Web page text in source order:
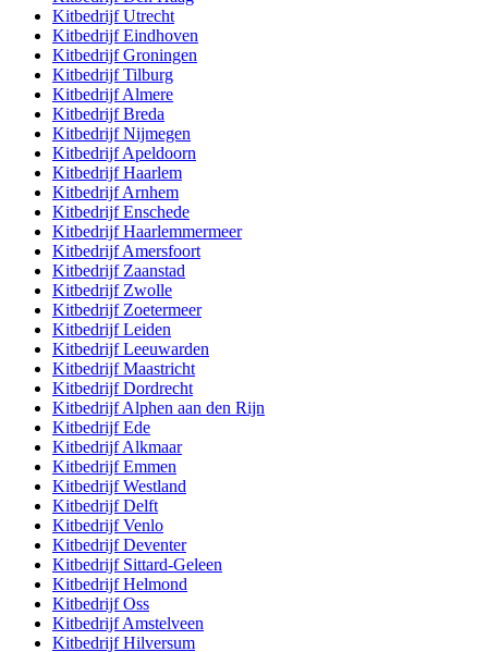
KitbedrijfUtrecht
KitbedrijfEindhoven
KitbedrijfGroningen
KitbedrijfTilburg
KitbedrijfAlmere
KitbedrijfBreda
KitbedrijfNijmegen
KitbedrijfApeldoorn
KitbedrijfHaarlem
KitbedrijfArnhem
KitbedrijfEnschede
KitbedrijfHaarlemmermeer
KitbedrijfAmersfoort
Kitbedrijf Zaanstad
Kitbedrijf Zwolle
Kitbedrijf Zoetermeer
KitbedrijfLeiden
KitbedrijfLeeuwarden
KitbedrijfMaastricht
KitbedrijfDordrecht
KitbedrijfAlphen aan den Rijn
KitbedrijfEde
KitbedrijfAlkmaar
KitbedrijfEmmen
KitbedrijfWestland
KitbedrijfDelft
KitbedrijfVenlo
KitbedrijfDeventer
Kitbedrijf Sittard-Geleen
KitbedrijfHelmond
KitbedrijfOss
KitbedrijfAmstelveen
KitbedrijfHilversum